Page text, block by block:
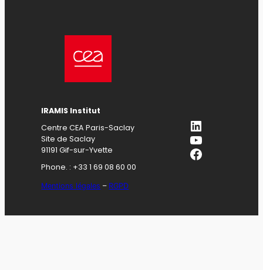
IRAMIS Institut
Centre CEA Paris-Saclay
Site de Saclay
91191 Gif-sur-Yvette
Phone. : +33 1 69 08 60 00
Mentions légales – RGPD
LinkedIn
YouTube
Facebook